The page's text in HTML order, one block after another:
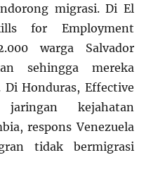
migrasi. Di El
for Employment
warga Salvador
sehingga mereka
Honduras, Effective
kejahatan
respons Venezuela
tidak bermigrasi